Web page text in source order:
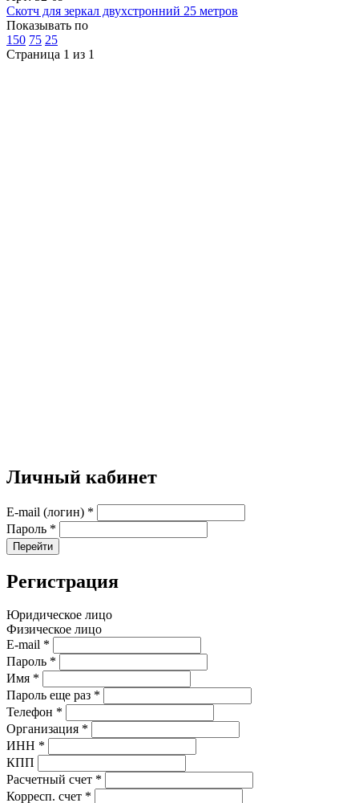
Скотч для зеркал двухстронний 25 метров
Показывать по
150 75 25
Страница 1 из 1
Личный кабинет
E-mail (логин) *
Пароль *
Перейти
Регистрация
Юридическое лицо
Физическое лицо
E-mail *
Пароль *
Имя *
Пароль еще раз *
Телефон *
Организация *
ИНН *
КПП
Расчетный счет *
Корресп. счет *